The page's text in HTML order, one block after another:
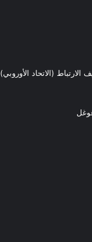
(الاتحاد الأوروبي)